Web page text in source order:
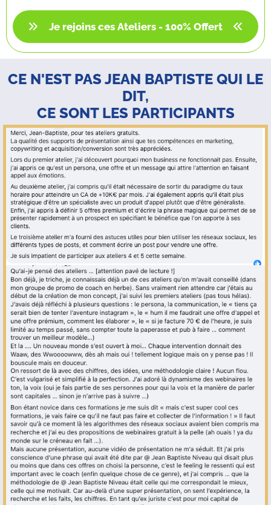
Je rejoins ces Ateliers - 100% Offert
CE N'EST PAS JEAN BAPTISTE QUI LE
DIT,
CE SONT LES PARTICIPANTS